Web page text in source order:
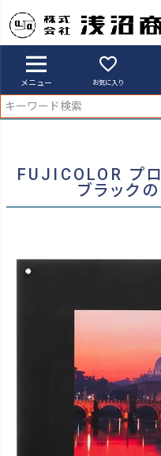
メニュー お気に入り
アサヌマネットショップ
FUJICOLOR プロフレーム 特寸フ
FUJICOLOR プ
ブラック